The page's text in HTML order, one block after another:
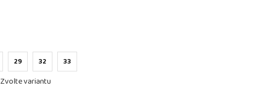
29 32 33
Zvolte variantu